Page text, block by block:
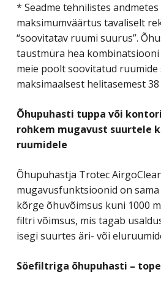
* Seadme tehnilistes andmetes
maksimumväärtus tavaliselt
“soovitatav ruumi suurus”.
taustmüra hea kombinatsiooni
meie poolt soovitatud
maksimaalsest helitasemest 38
Õhupuhasti tuppa või
rohkem mugavust suurtele
ruumidele
Õhupuhastja Trotec
mugavusfunktsioonid on sama
kõrge õhuvõimsus kuni 1000
filtri võimsus, mis tagab
isegi suurtes äri- või
Söefiltriga õhupuhasti –